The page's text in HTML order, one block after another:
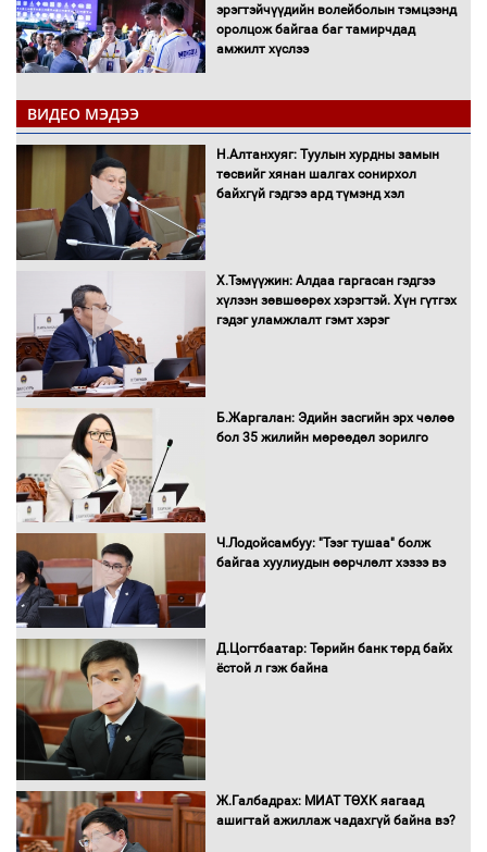
эрэгтэйчүүдийн волейболын тэмцээнд
оролцож байгаа баг тамирчдад
амжилт хүслээ
Автобензин, дизель түлшний онцгой
албан татварыг тэглэлээ
Санхүүгийн хэмнэлтийн горимд эрүүл
мэндийн салбар хамаарахгүй
Нөөцийн махны худалдаа,
борлуулалтыг нээлттэй ил тод
Монгол Улс “COP17”-д “Тал хээрийн
төлөвлөгөө”-гөө танилцуулна
16 төрлийн эмийг нэг эх үүсвэрээс
Бүх шатанд хэмнэлтийн горимд
шилжиж, найр наадам, зөвлөгөөн,
ВИДЕО МЭДЭЭ
Н.Алтанхуяг: Туулын хурдны замын
төсвийг хянан шалгах сонирхол
байхгүй гэдгээ ард түмэнд хэл
Х.Тэмүүжин: Алдаа гаргасан гэдгээ
хүлээн зөвшөөрөх хэрэгтэй. Хүн гүтгэх
гэдэг уламжлалт гэмт хэрэг
Б.Жаргалан: Эдийн засгийн эрх чөлөө
бол 35 жилийн мөрөөдөл зорилго
Ч.Лодойсамбуу: "Тээг тушаа" болж
байгаа хуулиудын өөрчлөлт хэзээ вэ
Д.Цогтбаатар: Төрийн банк төрд байх
ёстой л гэж байна
Ж.Галбадрах: МИАТ ТӨХК яагаад
ашигтай ажиллаж чадахгүй байна вэ?